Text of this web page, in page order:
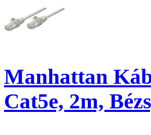
Manhattan
Cat5e, 2m,